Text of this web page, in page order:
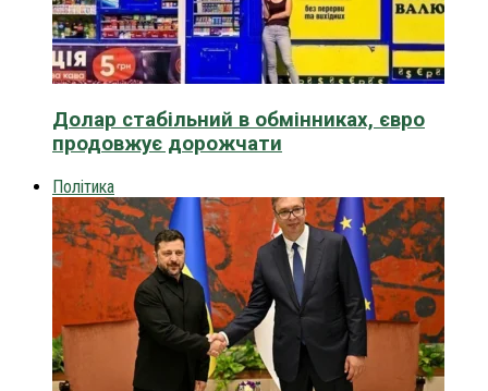
Долар стабільний в обмінниках, євро
продовжує дорожчати
Політика